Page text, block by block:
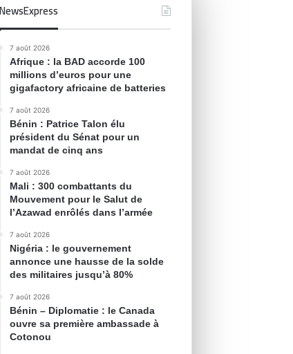
NewsExpress
7 août 2026
Afrique : la BAD accorde 100
millions d’euros pour une
gigafactory africaine de batteries
7 août 2026
Bénin : Patrice Talon élu
président du Sénat pour un
mandat de cinq ans
7 août 2026
Mali : 300 combattants du
Mouvement pour le Salut de
l’Azawad enrôlés dans l’armée
7 août 2026
Nigéria : le gouvernement
annonce une hausse de la solde
des militaires jusqu’à 80%
7 août 2026
Bénin – Diplomatie : le Canada
ouvre sa première ambassade à
Cotonou